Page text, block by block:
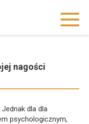
nagości
dla dla
psychologicznym,